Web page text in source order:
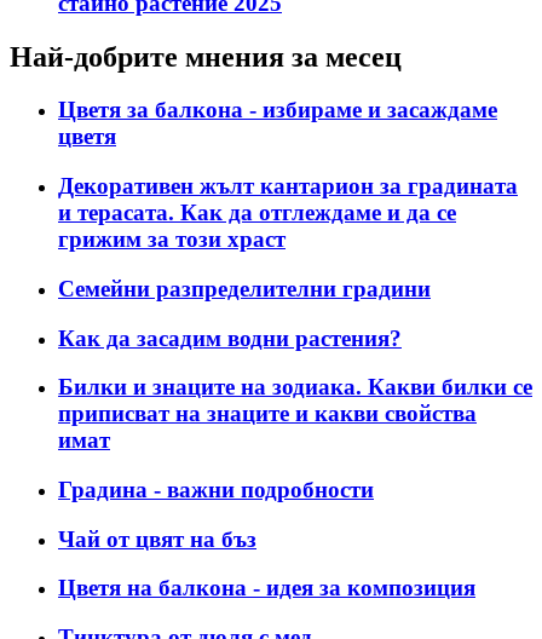
Най-добрите мнения за месец
Цветя за балкона - избираме и засаждаме
цветя
Декоративен жълт кантарион за градината
и терасата. Как да отглеждаме и да се
грижим за този храст
Семейни разпределителни градини
Как да засадим водни растения?
Билки и знаците на зодиака. Какви билки се
приписват на знаците и какви свойства
имат
Градина - важни подробности
Чай от цвят на бъз
Цветя на балкона - идея за композиция